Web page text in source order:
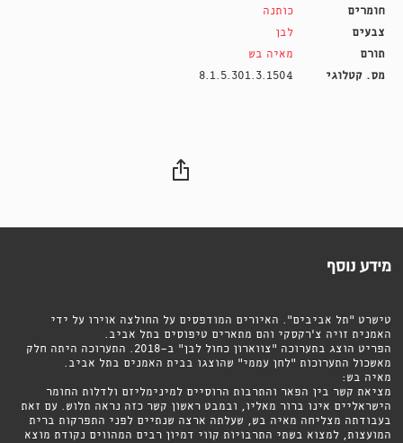
חומרים
כותנה
צבעים
לבן
תורם
מאיה בש
מס. קטלוגי
8.1.5.301.3.1504
מידע נוסף
טישרט ״תל אביבים״. האיורים המודפסים על החולצה אוירו על ידי
האמנית זויה צ׳רקסקי והם מתארים טיפוסים בתל אביב.
הפריט הוצג בתערוכה ״צווארון כחול לבן״ ב-2018. התערוכה היתה חלק
מאשכול התערוכות ״לחן עממי״ שהוצגו בבית האמנים בתל אביב.
מאיה בש:
מציאת קשר בין הפאר והתרבות הרוסיים למינימליזם ולדלות החומר
הישראליים אינו ברור מאליו, ובמבט ראשון קשר כזה נראה תלוש. עם זאת
בעבודתה מצליחה מאיה בש, שעלתה ארצה שנתיים לפני התפרקות ברית
המועצות, למצוא בשתי התרבויות קווי דמיון רבים המהווים נקודת מוצא